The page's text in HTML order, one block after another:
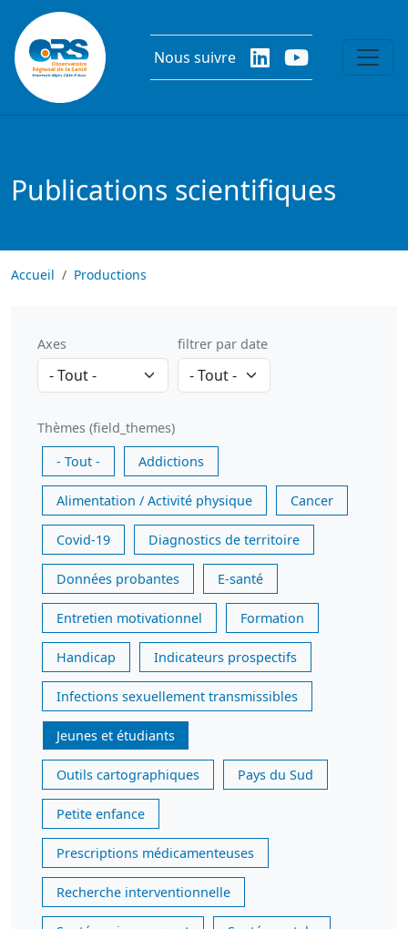
Aller au contenu principal
Nous suivre
Publications scientifiques
Accueil Productions
Axes filtrer par date
Thèmes (field_themes)
- Tout -
Addictions
Alimentation / Activité physique Cancer
Covid-19 Diagnostics de territoire
Données probantes E-santé
Entretien motivationnel Formation
Handicap Indicateurs prospectifs
Infections sexuellement transmissibles
Jeunes et étudiants
Outils cartographiques Pays du Sud
Petite enfance
Prescriptions médicamenteuses
Recherche interventionnelle